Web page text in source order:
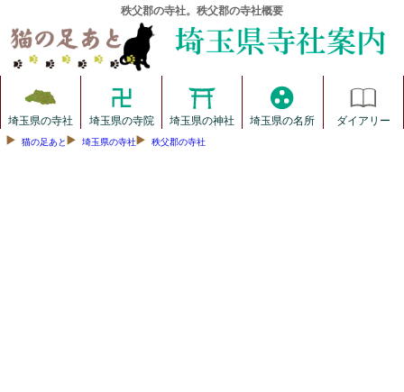
秩父郡の寺社。秩父郡の寺社概要
埼玉県の寺社 埼玉県の寺院 埼玉県の神社 埼玉県の名所 ダイアリー
猫の足あと 埼玉県の寺社 秩父郡の寺社